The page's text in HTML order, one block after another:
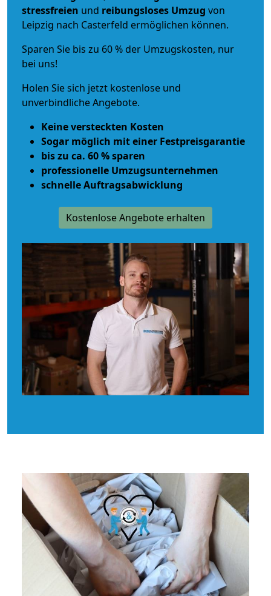
stressfreien und reibungsloses Umzug von
Leipzig nach Casterfeld ermöglichen können.
Sparen Sie bis zu 60 % der Umzugskosten, nur
bei uns!
Holen Sie sich jetzt kostenlose und
unverbindliche Angebote.
Keine versteckten Kosten
Sogar möglich mit einer Festpreisgarantie
bis zu ca. 60 % sparen
professionelle Umzugsunternehmen
schnelle Auftragsabwicklung
Kostenlose Angebote erhalten